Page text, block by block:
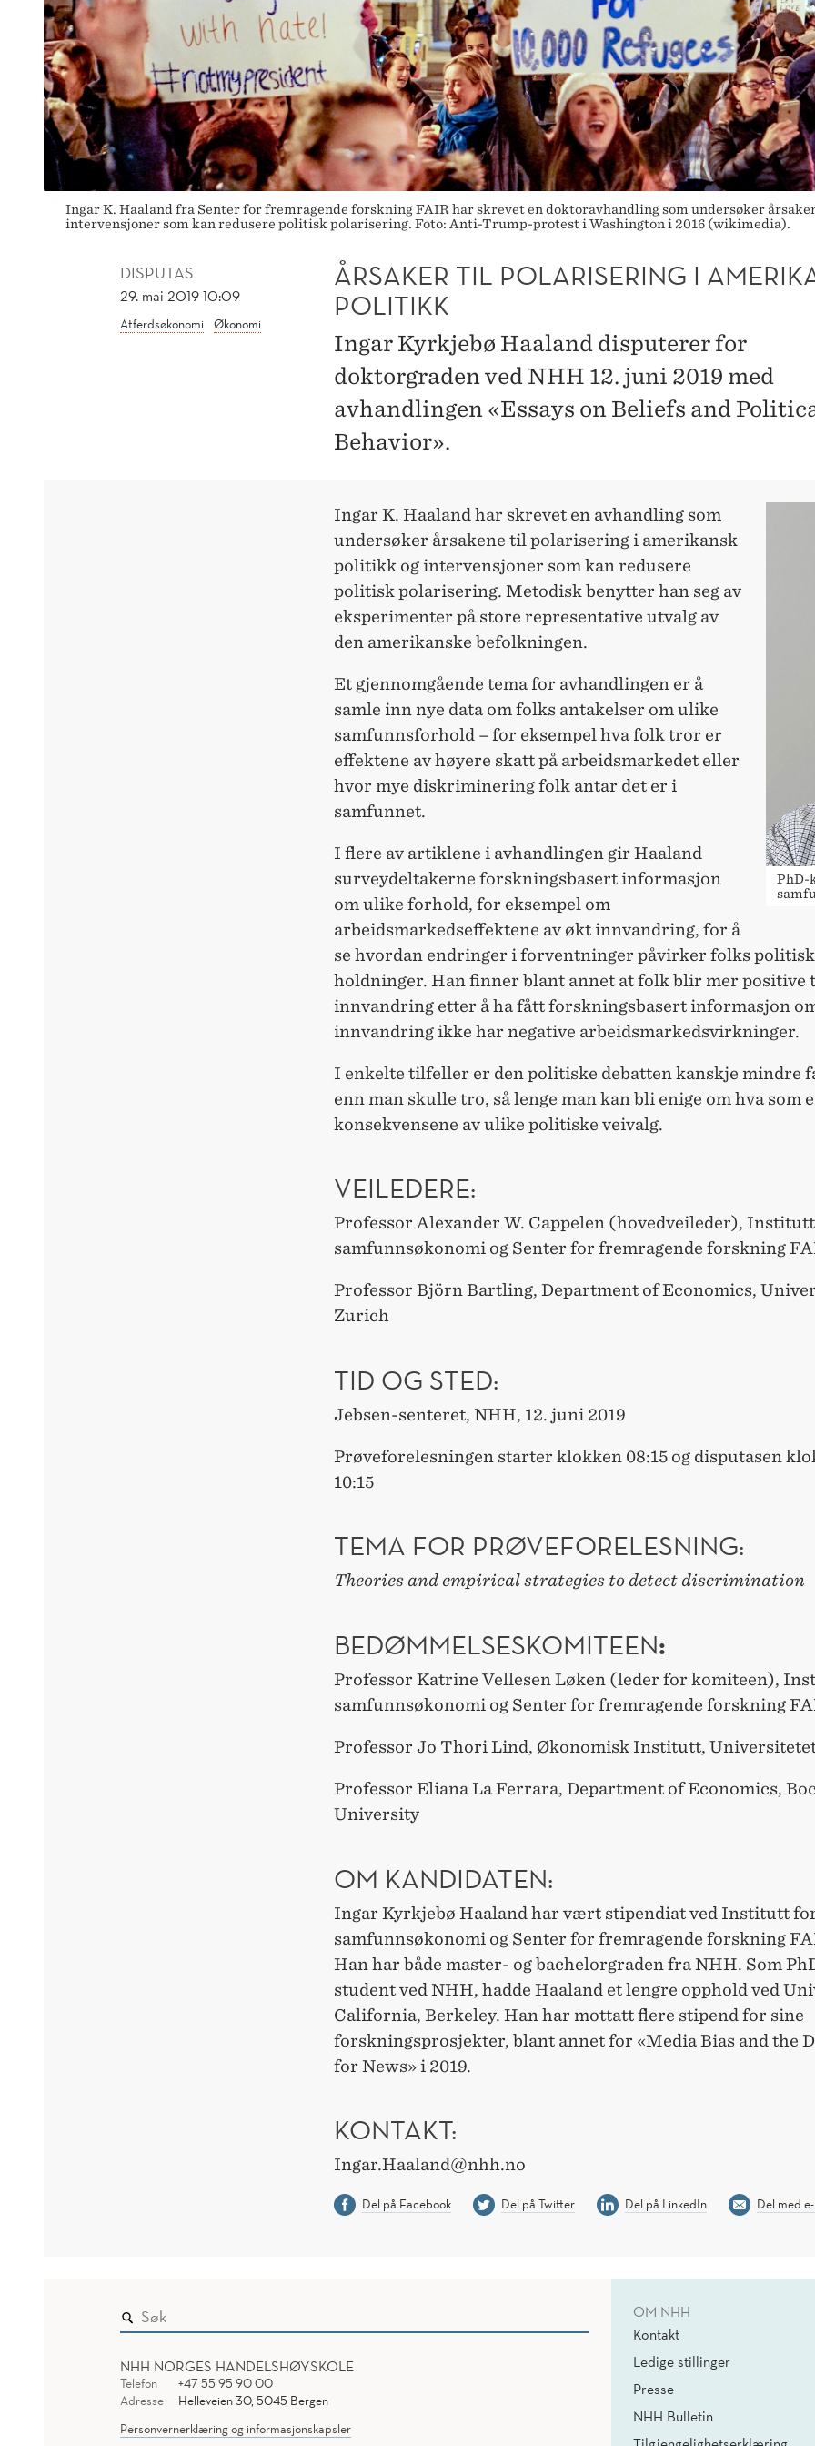
Ingar K. Haaland fra Senter for fremragende forskning FAIR har skrevet en doktoravhandling som undersøker
intervensjoner som kan redusere politisk polarisering. Foto: Anti-Trump-protest i Washington i 2016 (wikimedia).
DISPUTAS
29. mai 2019 10:09
Atferdsøkonomi Økonomi
ÅRSAKER TIL POLARISERING I
POLITIKK
Ingar Kyrkjebø Haaland disputerer for
doktorgraden ved NHH 12. juni 2019 med
avhandlingen «Essays on Beliefs and
Behavior».
PhD-
Ingar K. Haaland har skrevet en avhandling som
undersøker årsakene til polarisering i amerikansk
politikk og intervensjoner som kan redusere
politisk polarisering. Metodisk benytter han seg av
eksperimenter på store representative utvalg av
den amerikanske befolkningen.
Et gjennomgående tema for avhandlingen er å
samle inn nye data om folks antakelser om ulike
samfunnsforhold – for eksempel hva folk tror er
effektene av høyere skatt på arbeidsmarkedet eller
hvor mye diskriminering folk antar det er i
samfunnet.
I flere av artiklene i avhandlingen gir Haaland
surveydeltakerne forskningsbasert informasjon
om ulike forhold, for eksempel om
arbeidsmarkedseffektene av økt innvandring, for å
se hvordan endringer i forventninger påvirker folks
holdninger. Han finner blant annet at folk blir mer positive
innvandring etter å ha fått forskningsbasert informasjon
innvandring ikke har negative arbeidsmarkedsvirkninger.
I enkelte tilfeller er den politiske debatten kanskje mindre
enn man skulle tro, så lenge man kan bli enige om hva som
konsekvensene av ulike politiske veivalg.
VEILEDERE:
Professor Alexander W. Cappelen (hovedveileder),
samfunnsøkonomi og Senter for fremragende forskning
Professor Björn Bartling, Department of Economics,
Zurich
TID OG STED:
Jebsen-senteret, NHH, 12. juni 2019
Prøveforelesningen starter klokken 08:15 og disputasen
10:15
TEMA FOR PRØVEFORELESNING:
Theories and empirical strategies to detect discrimination
BEDØMMELSESKOMITEEN:
Professor Katrine Vellesen Løken (leder for komiteen),
samfunnsøkonomi og Senter for fremragende forskning
Professor Jo Thori Lind, Økonomisk Institutt,
Professor Eliana La Ferrara, Department of Economics,
University
OM KANDIDATEN:
Ingar Kyrkjebø Haaland har vært stipendiat ved Institutt
samfunnsøkonomi og Senter for fremragende forskning
Han har både master- og bachelorgraden fra NHH. Som
student ved NHH, hadde Haaland et lengre opphold ved
California, Berkeley. Han har mottatt flere stipend for sine
forskningsprosjekter, blant annet for «Media Bias and the
for News» i 2019.
KONTAKT:
Ingar.Haaland@nhh.no
Del på Facebook Del på Twitter Del på LinkedIn Del med
NHH NORGES HANDELSHØYSKOLE
Telefon
+47 55 95 90 00
Adresse
Helleveien 30, 5045 Bergen
Personvernerklæring og informasjonskapsler
OM NHH
Kontakt
Ledige stillinger
Presse
NHH Bulletin